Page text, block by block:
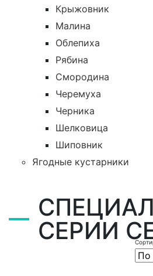
Крыжовник
Малина
Облепиха
Рябина
Смородина
Черемуха
Черника
Шелковица
Шиповник
Ягодные кустарники
СЕРИИ